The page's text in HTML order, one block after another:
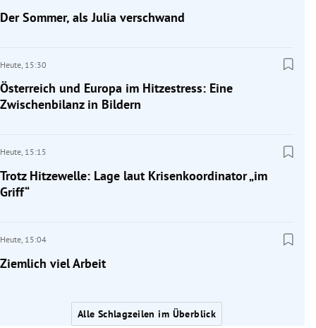
Der Sommer, als Julia verschwand
Heute, 15:30
Österreich und Europa im Hitzestress: Eine
Zwischenbilanz in Bildern
Heute, 15:15
Trotz Hitzewelle: Lage laut Krisenkoordinator „im
Griff“
Heute, 15:04
Ziemlich viel Arbeit
Alle Schlagzeilen im Überblick